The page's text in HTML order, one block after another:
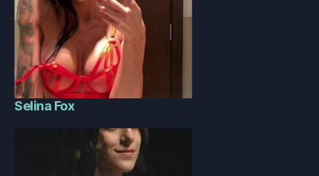
Selina Fox